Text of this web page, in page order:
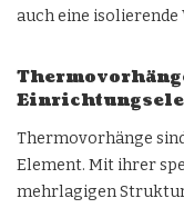
auch eine isolierende
Thermovorhänge
Element. Mit ihrer
mehrlagigen